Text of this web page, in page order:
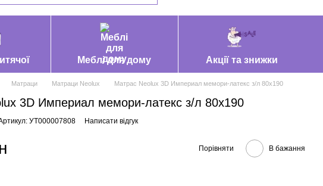
Меблі для дому Акції та знижки
Матраци Матраци Neolux Матрас Neolux 3D Империал мемори-латекс з/л 80х190
3D Империал мемори-латекс з/л 80х190
УТ000007808 Написати відгук
Порівняти В бажання